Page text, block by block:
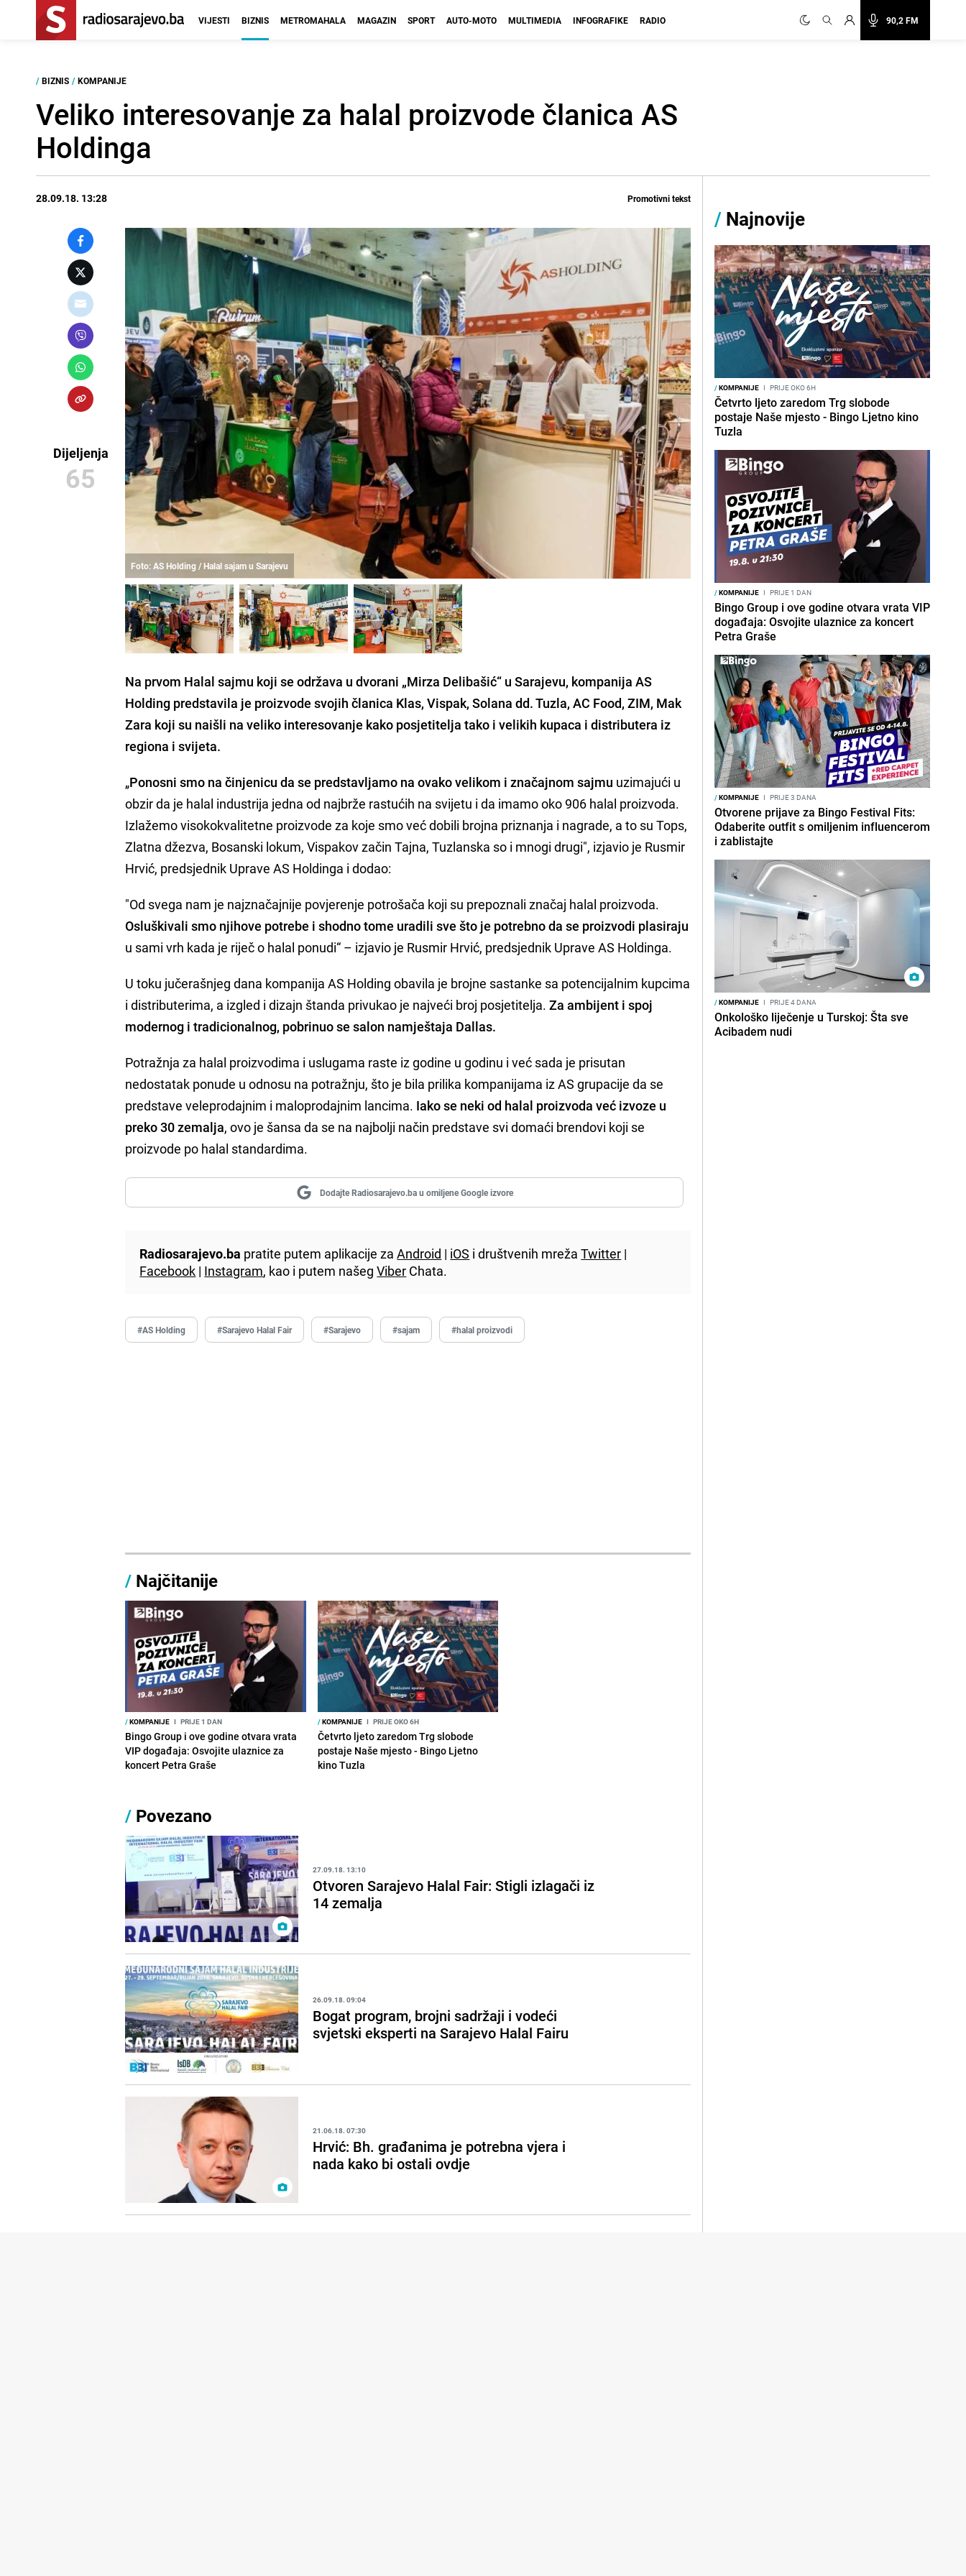
90,2 FM
VIJESTI BIZNIS METROMAHALA MAGAZIN SPORT AUTO-MOTO MULTIMEDIA INFOGRAFIKE RADIO
/ BIZNIS / KOMPANIJE
Veliko interesovanje za halal proizvode članica AS
Holdinga
28.09.18. 13:28 Promotivni tekst
Dijeljenja
65
Foto: AS Holding / Halal sajam u Sarajevu
Na prvom Halal sajmu koji se održava u dvorani „Mirza Delibašić“ u Sarajevu, kompanija AS
Holding predstavila je proizvode svojih članica Klas, Vispak, Solana dd. Tuzla, AC Food, ZIM, Mak
Zara koji su naišli na veliko interesovanje kako posjetitelja tako i velikih kupaca i distributera iz
regiona i svijeta.
„Ponosni smo na činjenicu da se predstavljamo na ovako velikom i značajnom sajmu uzimajući u
obzir da je halal industrija jedna od najbrže rastućih na svijetu i da imamo oko 906 halal proizvoda.
Izlažemo visokokvalitetne proizvode za koje smo već dobili brojna priznanja i nagrade, a to su Tops,
Zlatna džezva, Bosanski lokum, Vispakov začin Tajna, Tuzlanska so i mnogi drugi", izjavio je Rusmir
Hrvić, predsjednik Uprave AS Holdinga i dodao:
"Od svega nam je najznačajnije povjerenje potrošača koji su prepoznali značaj halal proizvoda.
Osluškivali smo njihove potrebe i shodno tome uradili sve što je potrebno da se proizvodi plasiraju
u sami vrh kada je riječ o halal ponudi“ – izjavio je Rusmir Hrvić, predsjednik Uprave AS Holdinga.
U toku jučerašnjeg dana kompanija AS Holding obavila je brojne sastanke sa potencijalnim kupcima
i distributerima, a izgled i dizajn štanda privukao je najveći broj posjetitelja. Za ambijent i spoj
modernog i tradicionalnog, pobrinuo se salon namještaja Dallas.
Potražnja za halal proizvodima i uslugama raste iz godine u godinu i već sada je prisutan
nedostatak ponude u odnosu na potražnju, što je bila prilika kompanijama iz AS grupacije da se
predstave veleprodajnim i maloprodajnim lancima. Iako se neki od halal proizvoda već izvoze u
preko 30 zemalja, ovo je šansa da se na najbolji način predstave svi domaći brendovi koji se
proizvode po halal standardima.
Dodajte Radiosarajevo.ba u omiljene Google izvore
Radiosarajevo.ba pratite putem aplikacije zaAndroid | iOS i društvenih mrežaTwitter |
Facebook | Instagram, kao i putem našegViber Chata.
#AS Holding #Sarajevo Halal Fair #Sarajevo #sajam #halal proizvodi
/ Najčitanije
/KOMPANIJE I PRIJE 1 DAN
Bingo Group i ove godine otvara vrata
VIP događaja: Osvojite ulaznice za
koncert Petra Graše
/KOMPANIJE I PRIJE OKO 6H
Četvrto ljeto zaredom Trg slobode
postaje Naše mjesto - Bingo Ljetno
kino Tuzla
/ Povezano
27.09.18. 13:10
Otvoren Sarajevo Halal Fair: Stigli izlagači iz
14 zemalja
26.09.18. 09:04
Bogat program, brojni sadržaji i vodeći
svjetski eksperti na Sarajevo Halal Fairu
21.06.18. 07:30
Hrvić: Bh. građanima je potrebna vjera i
nada kako bi ostali ovdje
/ Najnovije
/KOMPANIJE I PRIJE OKO 6H
Četvrto ljeto zaredom Trg slobode
postaje Naše mjesto - Bingo Ljetno kino
Tuzla
/KOMPANIJE I PRIJE 1 DAN
Bingo Group i ove godine otvara vrata VIP
događaja: Osvojite ulaznice za koncert
Petra Graše
/KOMPANIJE I PRIJE 3 DANA
Otvorene prijave za Bingo Festival Fits:
Odaberite outfit s omiljenim influencerom
i zablistajte
/KOMPANIJE I PRIJE 4 DANA
Onkološko liječenje u Turskoj: Šta sve
Acibadem nudi